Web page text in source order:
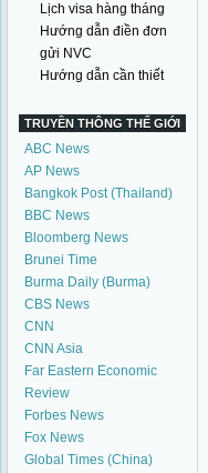
Lịch visa hàng tháng
Hướng dẫn điền đơn
gửi NVC
Hướng dẫn cần thiết
TRUYỀN THÔNG THẾ GIỚI
ABC News
AP News
Bangkok Post (Thailand)
BBC News
Bloomberg News
Brunei Time
Burma Daily (Burma)
CBS News
CNN
CNN Asia
Far Eastern Economic
Review
Forbes News
Fox News
Global Times (China)